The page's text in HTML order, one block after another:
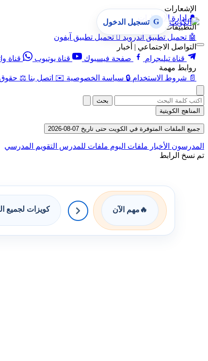
الإشعارات
🔔 إدارة الإشعارات
التطبيقات
🤖 تحميل تطبيق أندرويد  تحميل تطبيق آيفون
التواصل الاجتماعي | أخبار
قناة تيليجرام
صفحة فيسبوك قناة يوتيوب قناة
روابط مهمة
📄 شروط الاستخدام 🔒 سياسة الخصوصية ✉️ اتصل بنا ⚖️ حقوق
G تسجيل الدخول
بحث
المناهج الكويتية
جميع الملفات المتوفرة في الكويت حتى تاريخ 07-08-2026
المدرسون الأخبار ملفات اليوم ملفات للمدرس التقويم المدرسي
تم نسخ الرابط
🔥 مهم الآن كويزات لجميع